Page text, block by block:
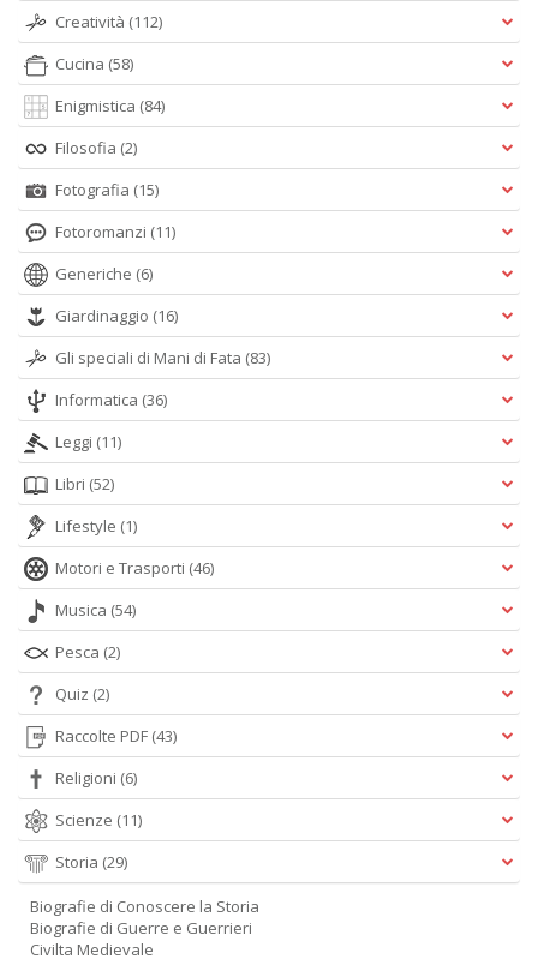
Creatività (112)
Cucina (58)
Enigmistica (84)
Filosofia (2)
Fotografia (15)
Fotoromanzi (11)
Generiche (6)
Giardinaggio (16)
Gli speciali di Mani di Fata (83)
Informatica (36)
Leggi (11)
Libri (52)
Lifestyle (1)
Motori e Trasporti (46)
Musica (54)
Pesca (2)
Quiz (2)
Raccolte PDF (43)
Religioni (6)
Scienze (11)
Storia (29)
Biografie di Conoscere la Storia
Biografie di Guerre e Guerrieri
Civilta Medievale